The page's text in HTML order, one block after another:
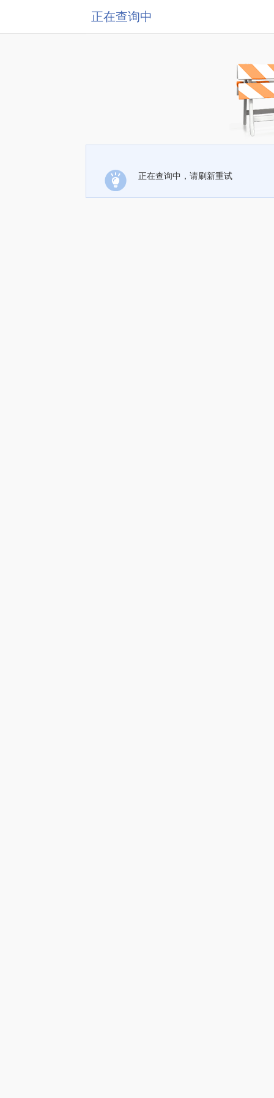
正在查询中
正在查询中，请刷新重试